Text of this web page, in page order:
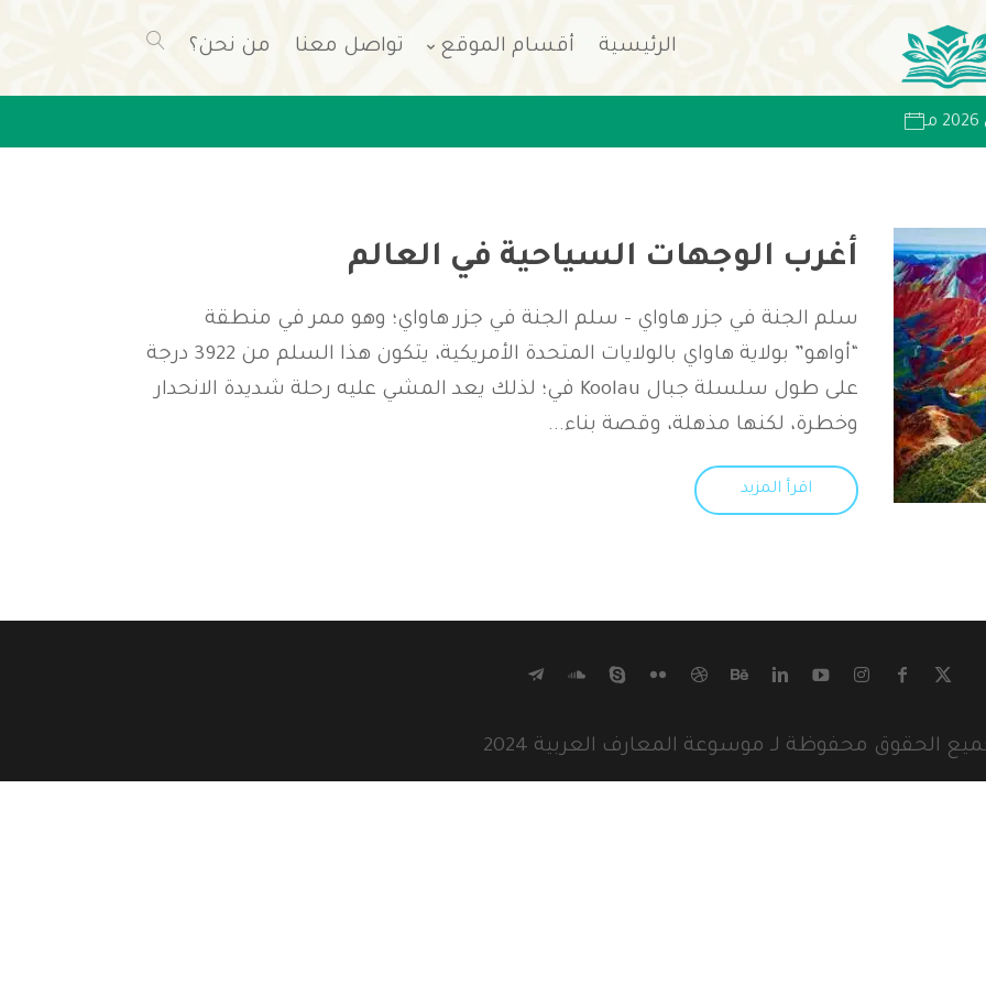
الرئيسية أقسام الموقع تواصل معنا من نحن؟
أغرب الوجهات السياحية في العالم
سلم الجنة في جزر هاواي – سلم الجنة في جزر هاواي؛ وهو ممر في منطقة
“أواهو” بولاية هاواي بالولايات المتحدة الأمريكية، يتكون هذا السلم من 3922 درجة
على طول سلسلة جبال Koolau في؛ لذلك يعد المشي عليه رحلة شديدة الانحدار
وخطرة، لكنها مذهلة، وقصة بناء...
اقرأ المزيد
الحقوق محفوظة لـ موسوعة المعارف العربية 2024